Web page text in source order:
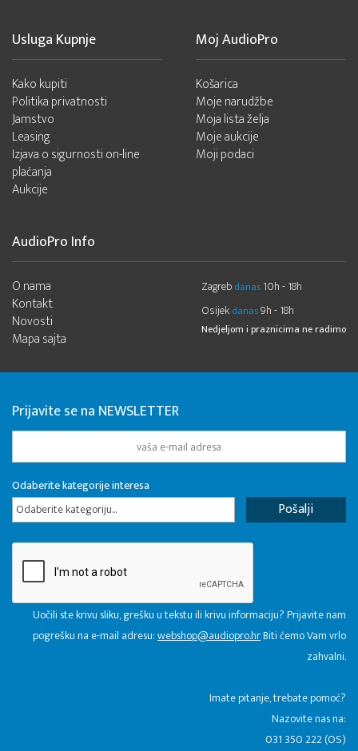
Usluga Kupnje
Kako kupiti
Politika privatnosti
Jamstvo
Leasing
Izjava o sigurnosti on-line
plaćanja
Aukcije
Moj AudioPro
Košarica
Moje narudžbe
Moja lista želja
Moje aukcije
Moji podaci
AudioPro Info
O nama
Kontakt
Novosti
Mapa sajta
Zagreb danas 10h - 18h
Osijek danas9h - 18h
Nedjeljom i praznicima ne radimo
Prijavite se na NEWSLETTER
Odaberite kategorije interesa
Odaberite kategoriju...
Uočili ste krivu sliku, grešku u tekstu ili krivu informaciju? Prijavite nam
pogrešku na e-mail adresu:webshop@audiopro.hrBiti ćemo Vam vrlo
zahvalni.
​Imate pitanje, trebate pomoć?
Nazovite nas na:
031 350 222 (OS)